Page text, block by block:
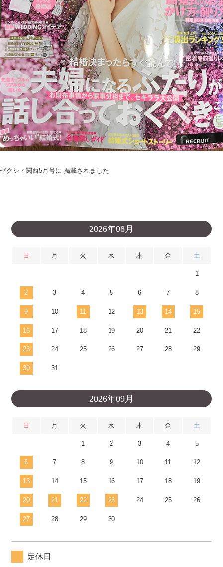
ゼクシィ関西5月号に 掲載されました
2026年08月
日 月 火 水 木 金 土
1
2 3 4 5 6 7 8
9 10 11 12 13 14 15
16 17 18 19 20 21 22
23 24 25 26 27 28 29
30 31
2026年09月
日 月 火 水 木 金 土
1 2 3 4 5
6 7 8 9 10 11 12
13 14 15 16 17 18 19
20 21 22 23 24 25 26
27 28 29 30
定休日